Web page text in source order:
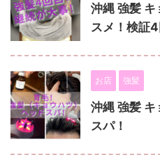
沖縄 強髪
スメ！検証
お店 強髪
沖縄 強髪 キ
スパ！